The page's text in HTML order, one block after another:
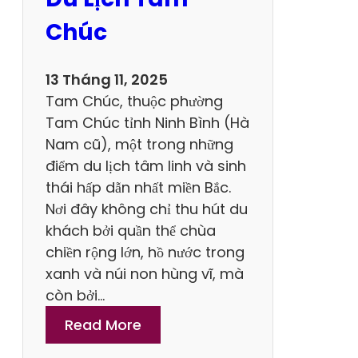
n
c
h
L
ý
T
ư
ở
n
g
K
i
Chúc
13 Tháng 11, 2025
Tam Chúc, thuộc phường
Tam Chúc tỉnh Ninh Bình (Hà
Nam cũ), một trong những
điểm du lịch tâm linh và sinh
thái hấp dẫn nhất miền Bắc.
Nơi đây không chỉ thu hút du
khách bởi quần thể chùa
chiền rộng lớn, hồ nước trong
xanh và núi non hùng vĩ, mà
còn bởi…
Read More
N